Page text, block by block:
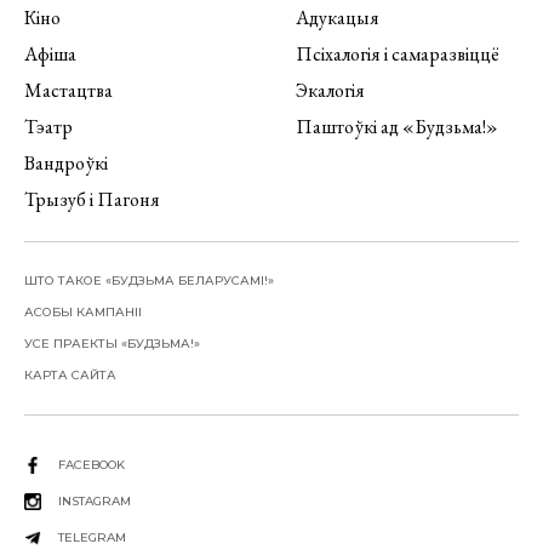
Кіно
Афіша
Мастацтва
Тэатр
Вандроўкі
Трызуб і Пагоня
Адукацыя
Псіхалогія і самаразвіццё
Экалогія
Паштоўкі ад «Будзьма!»
ШТО ТАКОЕ «БУДЗЬМА БЕЛАРУСАМІ!»
АСОБЫ КАМПАНІІ
УСЕ ПРАЕКТЫ «БУДЗЬМА!»
КАРТА САЙТА
FACEBOOK
INSTAGRAM
TELEGRAM